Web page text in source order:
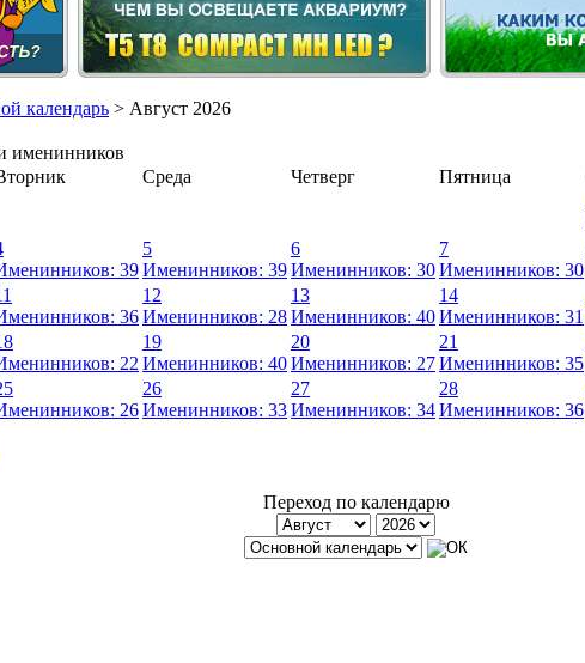
календарь > Август 2026
именинников
Среда Четверг Пятница
39
5
Именинников: 39
6
Именинников: 30
7
Именинников: 30
36
12
Именинников: 28
13
Именинников: 40
14
Именинников: 31
22
19
Именинников: 40
20
Именинников: 27
21
Именинников: 35
26
26
Именинников: 33
27
Именинников: 34
28
Именинников: 36
Переход по календарю